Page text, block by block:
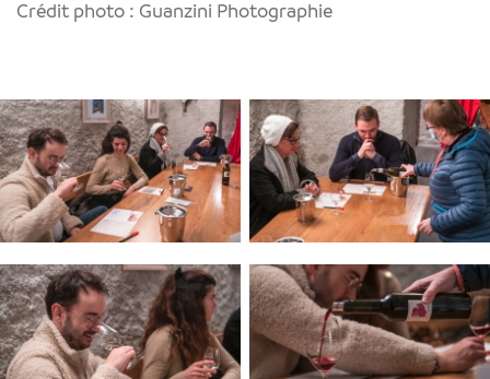
Crédit photo : Guanzini Photographie